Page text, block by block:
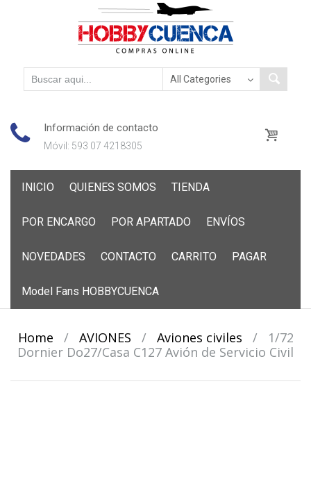
Información de contacto
Móvil: 593 07 4218305
INICIO QUIENES SOMOS TIENDA
POR ENCARGO POR APARTADO ENVÍOS
NOVEDADES CONTACTO CARRITO PAGAR
Model Fans HOBBYCUENCA
Home / AVIONES / Aviones civiles /
1/72
Dornier Do27/Casa C127 Avión de Servicio Civil